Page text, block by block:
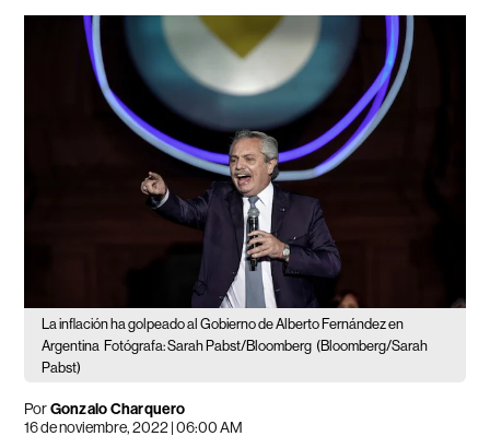
La inflación ha golpeado al Gobierno de Alberto Fernández en
Argentina Fotógrafa: Sarah Pabst/Bloomberg (Bloomberg/Sarah
Pabst)
PorGonzalo Charquero
16 de noviembre, 2022 | 06:00 AM